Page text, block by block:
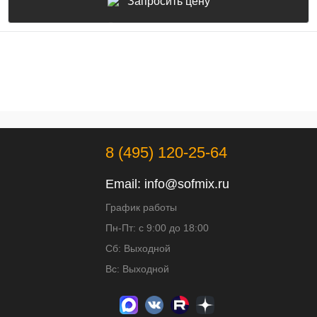
8 (495) 120-25-64
Email: info@sofmix.ru
График работы
Пн-Пт: с 9:00 до 18:00
Сб: Выходной
Вс: Выходной